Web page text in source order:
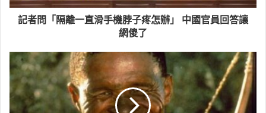
記者問「隔離一直滑手機脖子疼怎辦」 中國官員回答讓
網傻了